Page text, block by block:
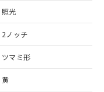
照光
2ノッチ
ツマミ形
黄